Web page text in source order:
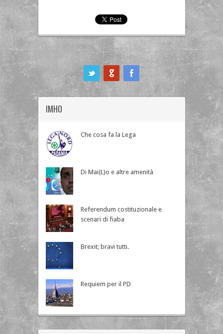
IMHO
Che cosa fa la Lega
Di Mai(L)o e altre amenità
Referendum costituzionale e
scenari di fiaba
Brexit; bravi tutti.
Requiem per il PD